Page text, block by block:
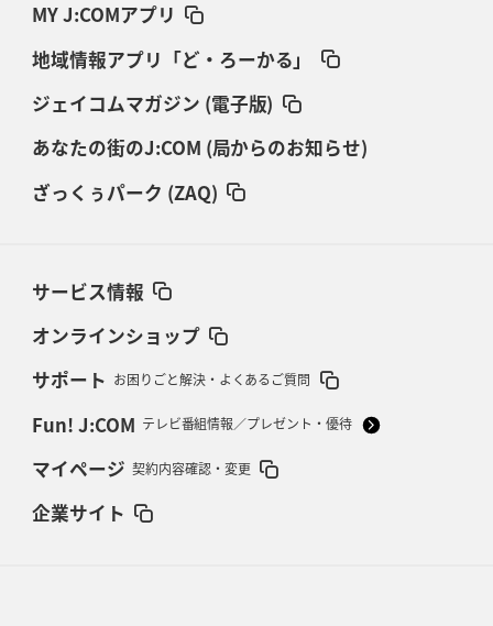
MY J:COMアプリ
地域情報アプリ「ど・ろーかる」
ジェイコムマガジン (電子版)
あなたの街のJ:COM (局からのお知らせ)
ざっくぅパーク (ZAQ)
サービス情報
オンラインショップ
サポート お困りごと解決・よくあるご質問
Fun! J:COM テレビ番組情報／プレゼント・優待
マイページ 契約内容確認・変更
企業サイト